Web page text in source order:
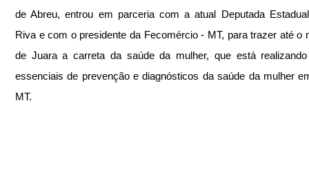
de Abreu, entrou em parceria com a atual Deputada
Riva e com o presidente da Fecomércio - MT, para trazer até o
de Juara a carreta da saúde da mulher, que está
essenciais de prevenção e diagnósticos da saúde da mulher
MT.